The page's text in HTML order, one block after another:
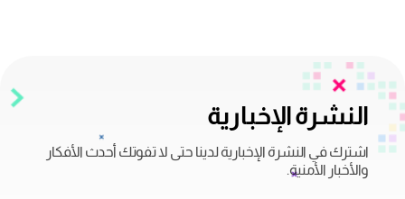
النشرة الإخبارية
اشترك في النشرة الإخبارية لدينا حتى لا تفوتك أحدث الأفكار
والأخبار الأمنية.